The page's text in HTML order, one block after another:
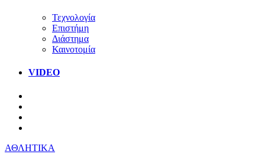
Τεχνολογία
Επιστήμη
Διάστημα
Καινοτομία
VIDEO
ΑΘΛΗΤΙΚΑ